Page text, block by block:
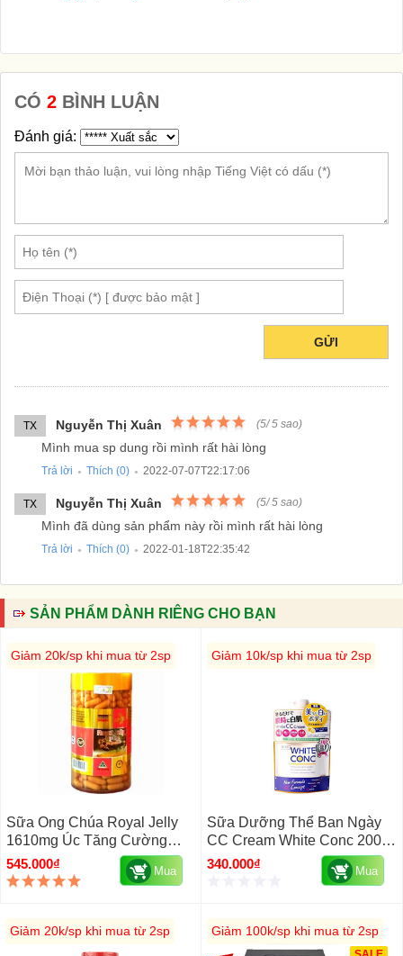
CÓ 2 BÌNH LUẬN
Đánh giá:
GỬI
TX Nguyễn Thị Xuân (5/5 sao)
Mình mua sp dung rồi mình rất hài lòng
Trả lời ● Thích (0) ● 2022-07-07T22:17:06
TX Nguyễn Thị Xuân (5/5 sao)
Mình đã dùng sản phẩm này rồi mình rất hài lòng
Trả lời ● Thích (0) ● 2022-01-18T22:35:42
SẢN PHẨM DÀNH RIÊNG CHO BẠN
Giảm 20k/sp khi mua từ 2sp
Sữa Ong Chúa Royal Jelly
1610mg Úc Tăng Cường
Sinh Lý, Ngừa Ung Thư
545.000₫ Mua
Giảm 10k/sp khi mua từ 2sp
Sữa Dưỡng Thể Ban Ngày
CC Cream White Conc 200g
Nhật Bản
340.000₫ Mua
Giảm 20k/sp khi mua từ 2sp Giảm 100k/sp khi mua từ 2sp